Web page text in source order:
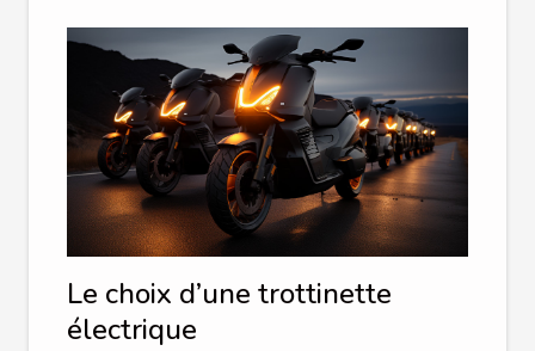
Le choix d’une trottinette
électrique